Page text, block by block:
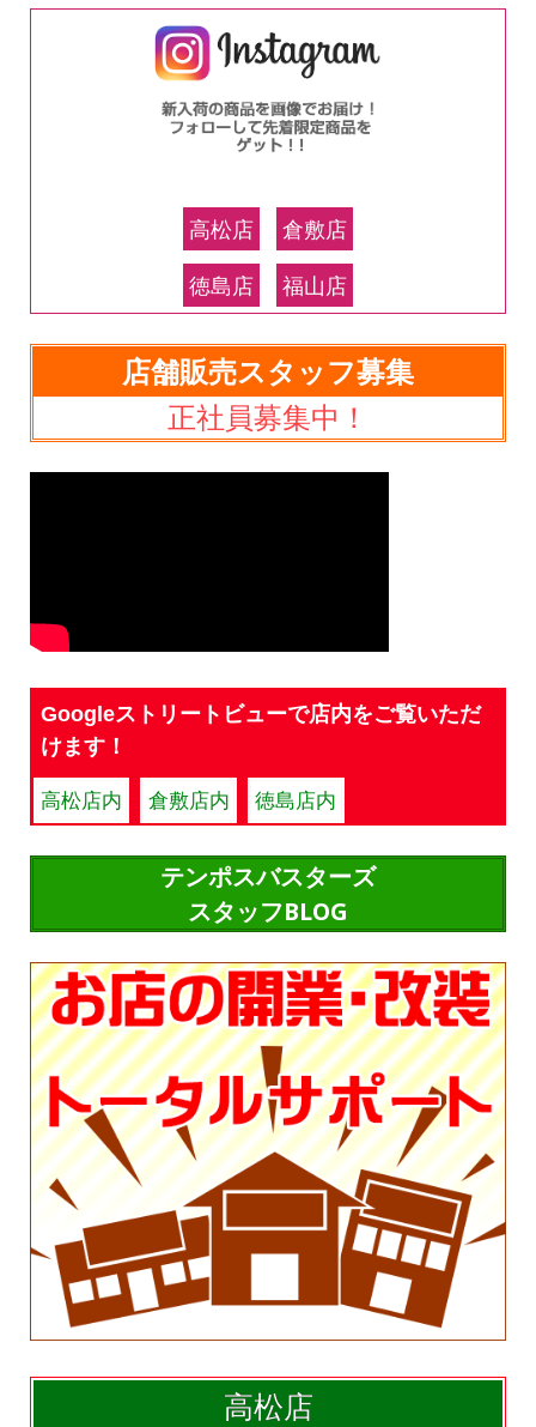
高松店
倉敷店
徳島店
福山店
店舗販売スタッフ募集
正社員募集中！
Googleストリートビューで店内をご覧いただ
けます！
高松店内 倉敷店内 徳島店内
テンポスバスターズ
スタッフBLOG
高松店